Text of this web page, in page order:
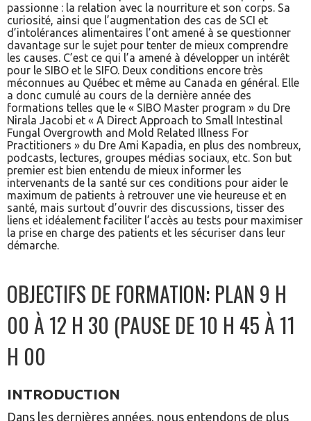
passionne : la relation avec la nourriture et son corps. Sa
curiosité, ainsi que l’augmentation des cas de SCI et
d’intolérances alimentaires l’ont amené à se questionner
davantage sur le sujet pour tenter de mieux comprendre
les causes. C’est ce qui l’a amené à développer un intérêt
pour le SIBO et le SIFO. Deux conditions encore très
méconnues au Québec et même au Canada en général. Elle
a donc cumulé au cours de la dernière année des
formations telles que le « SIBO Master program » du Dre
Nirala Jacobi et « A Direct Approach to Small Intestinal
Fungal Overgrowth and Mold Related Illness For
Practitioners » du Dre Ami Kapadia, en plus des nombreux,
podcasts, lectures, groupes médias sociaux, etc. Son but
premier est bien entendu de mieux informer les
intervenants de la santé sur ces conditions pour aider le
maximum de patients à retrouver une vie heureuse et en
santé, mais surtout d’ouvrir des discussions, tisser des
liens et idéalement faciliter l’accès au tests pour maximiser
la prise en charge des patients et les sécuriser dans leur
démarche.
OBJECTIFS DE FORMATION: PLAN 9 H
00 À 12 H 30 (PAUSE DE 10 H 45 À 11
H 00
INTRODUCTION
Dans les dernières années, nous entendons de plus